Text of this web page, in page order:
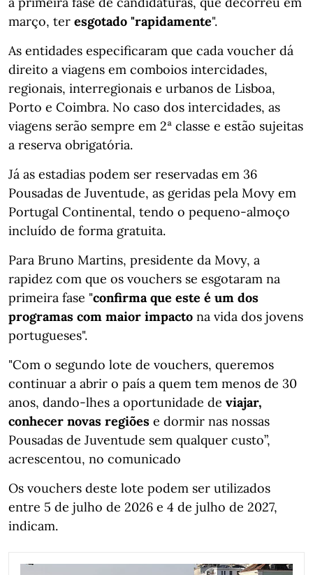
março, ter esgotado "rapidamente".
As entidades especificaram que cada voucher dá
direito a viagens em comboios intercidades,
regionais, interregionais e urbanos de Lisboa,
Porto e Coimbra. No caso dos intercidades, as
viagens serão sempre em 2ª classe e estão sujeitas
a reserva obrigatória.
Já as estadias podem ser reservadas em 36
Pousadas de Juventude, as geridas pela Movy em
Portugal Continental, tendo o pequeno-almoço
incluído de forma gratuita.
Para Bruno Martins, presidente da Movy, a
rapidez com que os vouchers se esgotaram na
primeira fase "confirma que este é um dos
programas com maior impacto na vida dos jovens
portugueses".
"Com o segundo lote de vouchers, queremos
continuar a abrir o país a quem tem menos de 30
anos, dando-lhes a oportunidade de viajar,
conhecer novas regiões e dormir nas nossas
Pousadas de Juventude sem qualquer custo”,
acrescentou, no comunicado
Os vouchers deste lote podem ser utilizados
entre 5 de julho de 2026 e 4 de julho de 2027,
indicam.